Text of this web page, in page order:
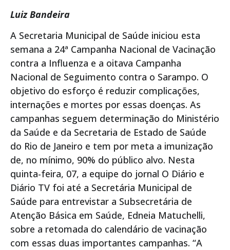
Luiz Bandeira
A Secretaria Municipal de Saúde iniciou esta
semana a 24ª Campanha Nacional de Vacinação
contra a Influenza e a oitava Campanha
Nacional de Seguimento contra o Sarampo. O
objetivo do esforço é reduzir complicações,
internações e mortes por essas doenças. As
campanhas seguem determinação do Ministério
da Saúde e da Secretaria de Estado de Saúde
do Rio de Janeiro e tem por meta a imunização
de, no mínimo, 90% do público alvo. Nesta
quinta-feira, 07, a equipe do jornal O Diário e
Diário TV foi até a Secretária Municipal de
Saúde para entrevistar a Subsecretária de
Atenção Básica em Saúde, Edneia Matuchelli,
sobre a retomada do calendário de vacinação
com essas duas importantes campanhas. “A